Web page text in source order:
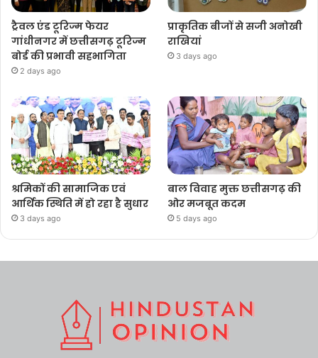
ट्रैवल एंड टूरिज्म फेयर
गांधीनगर में छत्तीसगढ़ टूरिज्म
बोर्ड की प्रभावी सहभागिता
2 days ago
प्राकृतिक बीजों से सजी अनोखी
राखियां
3 days ago
श्रमिकों की सामाजिक एवं
आर्थिक स्थिति में हो रहा है सुधार
3 days ago
बाल विवाह मुक्त छत्तीसगढ़ की
ओर मजबूत कदम
5 days ago